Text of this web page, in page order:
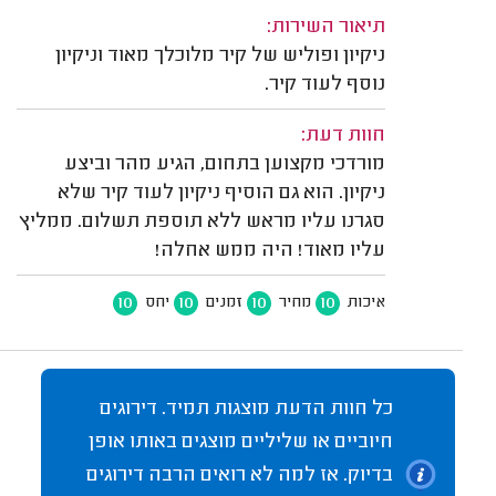
תיאור השירות:
ניקיון ופוליש של קיר מלוכלך מאוד וניקיון
נוסף לעוד קיר.
חוות דעת:
מורדכי מקצוען בתחום, הגיע מהר וביצע
ניקיון. הוא גם הוסיף ניקיון לעוד קיר שלא
סגרנו עליו מראש ללא תוספת תשלום. ממליץ
עליו מאוד! היה ממש אחלה!
איכות 10 מחיר 10 זמנים 10 יחס 10
כל חוות הדעת מוצגות תמיד. דירוגים
חיוביים או שליליים מוצגים באותו אופן
בדיוק. אז למה לא רואים הרבה דירוגים